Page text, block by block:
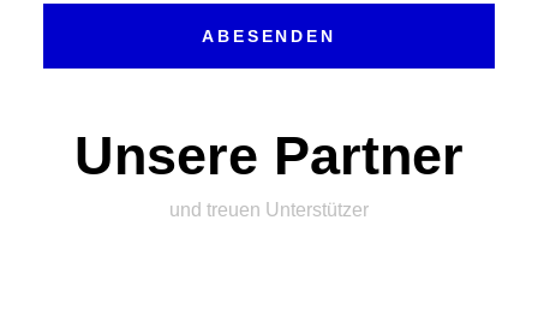
ABESENDEN
Unsere Partner
und treuen Unterstützer